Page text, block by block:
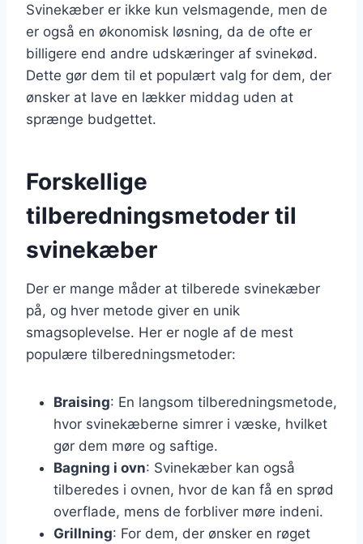
Svinekæber er ikke kun velsmagende, men de
er også en økonomisk løsning, da de ofte er
billigere end andre udskæringer af svinekød.
Dette gør dem til et populært valg for dem, der
ønsker at lave en lækker middag uden at
sprænge budgettet.
Forskellige
tilberedningsmetoder til
svinekæber
Der er mange måder at tilberede svinekæber
på, og hver metode giver en unik
smagsoplevelse. Her er nogle af de mest
populære tilberedningsmetoder:
Braising: En langsom tilberedningsmetode,
hvor svinekæberne simrer i væske, hvilket
gør dem møre og saftige.
Bagning i ovn: Svinekæber kan også
tilberedes i ovnen, hvor de kan få en sprød
overflade, mens de forbliver møre indeni.
Grillning: For dem, der ønsker en røget